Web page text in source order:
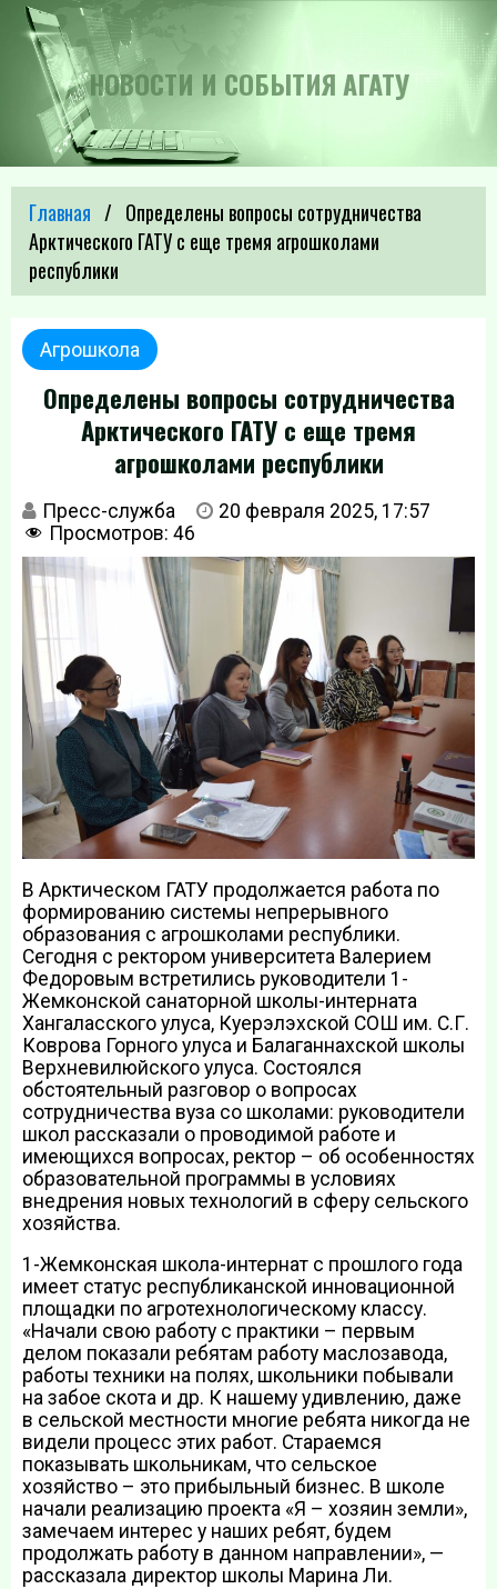
НОВОСТИ И СОБЫТИЯ АГАТУ
Главная
Определены вопросы сотрудничества
Арктического ГАТУ с еще тремя агрошколами
республики
Агрошкола
Определены вопросы сотрудничества
Арктического ГАТУ с еще тремя
агрошколами республики
Пресс-служба
20 февраля 2025, 17:57
Просмотров: 46
В Арктическом ГАТУ продолжается работа по
формированию системы непрерывного
образования с агрошколами республики.
Сегодня с ректором университета Валерием
Федоровым встретились руководители 1-
Жемконской санаторной школы-интерната
Хангаласского улуса, Куерэлэхской СОШ им. С.Г.
Коврова Горного улуса и Балаганнахской школы
Верхневилюйского улуса. Состоялся
обстоятельный разговор о вопросах
сотрудничества вуза со школами: руководители
школ рассказали о проводимой работе и
имеющихся вопросах, ректор – об особенностях
образовательной программы в условиях
внедрения новых технологий в сферу сельского
хозяйства.
1-Жемконская школа-интернат с прошлого года
имеет статус республиканской инновационной
площадки по агротехнологическому классу.
«Начали свою работу с практики – первым
делом показали ребятам работу маслозавода,
работы техники на полях, школьники побывали
на забое скота и др. К нашему удивлению, даже
в сельской местности многие ребята никогда не
видели процесс этих работ. Стараемся
показывать школьникам, что сельское
хозяйство – это прибыльный бизнес. В школе
начали реализацию проекта «Я – хозяин земли»,
замечаем интерес у наших ребят, будем
продолжать работу в данном направлении», —
рассказала директор школы Марина Ли.